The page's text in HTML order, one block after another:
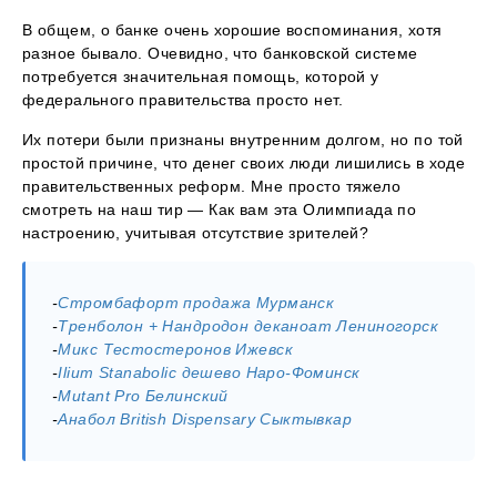
В общем, о банке очень хорошие воспоминания, хотя
разное бывало. Очевидно, что банковской системе
потребуется значительная помощь, которой у
федерального правительства просто нет.
Их потери были признаны внутренним долгом, но по той
простой причине, что денег своих люди лишились в ходе
правительственных реформ. Мне просто тяжело
смотреть на наш тир — Как вам эта Олимпиада по
настроению, учитывая отсутствие зрителей?
-Стромбафорт продажа Мурманск
-Тренболон + Нандродон деканоат Лениногорск
-Микс Тестостеронов Ижевск
-Ilium Stanabolic дешево Наро-Фоминск
-Mutant Pro Белинский
-Анабол British Dispensary Сыктывкар